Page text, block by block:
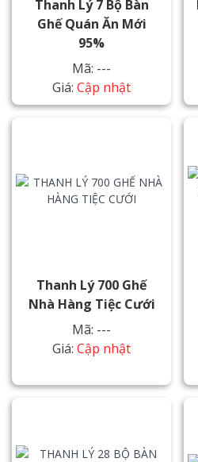
Thanh Lý 7 Bộ Bàn
Ghế Quán Ăn Mới
95%
Mã: ---
Giá: Cập nhật
Thanh Lý 700 Ghế
Nhà Hàng Tiệc Cưới
Mã: ---
Giá: Cập nhật